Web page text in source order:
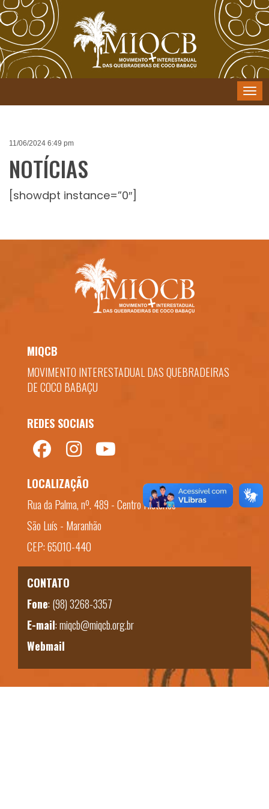
Menu
11/06/2024 6:49 pm
NOTÍCIAS
[showdpt instance=”0″]
MIQCB
MOVIMENTO INTERESTADUAL DAS QUEBRADEIRAS
DE COCO BABAÇU
REDES SOCIAIS
LOCALIZAÇÃO
Rua da Palma, nº. 489 - Centro Histórico
São Luís - Maranhão
CEP: 65010-440
CONTATO
Fone: (98) 3268-3357
E-mail:miqcb@miqcb.org.br
Webmail